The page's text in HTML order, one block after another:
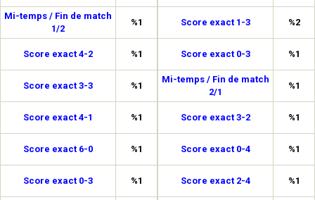
Mi-temps / Fin de match
1/2
%1
Score exact 4-2 %1
Score exact 3-3 %1
Score exact 4-1 %1
Score exact 6-0 %1
Score exact 0-3 %1
Score exact 1-3 %2
Score exact 0-3 %1
Mi-temps / Fin de match
2/1
%1
Score exact 3-2 %1
Score exact 0-4 %1
Score exact 2-4 %1